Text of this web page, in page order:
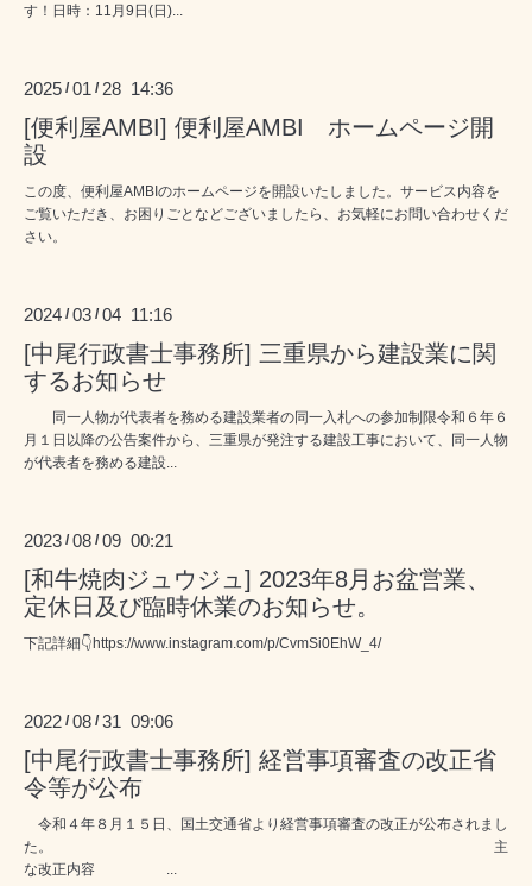
す！日時：11月9日(日)...
2025 /01 / 28 14:36
[便利屋AMBI] 便利屋AMBI ホームページ開
設
この度、便利屋AMBIのホームページを開設いたしました。サービス内容を
ご覧いただき、お困りごとなどございましたら、お気軽にお問い合わせくだ
さい。
2024 /03 /04 11:16
[中尾行政書士事務所] 三重県から建設業に関
するお知らせ
同一人物が代表者を務める建設業者の同一入札への参加制限令和６年６
月１日以降の公告案件から、三重県が発注する建設工事において、同一人物
が代表者を務める建設...
2023 /08 /09 00:21
[和牛焼肉ジュウジュ] 2023年8月お盆営業、
定休日及び臨時休業のお知らせ。
下記詳細👇https://www.instagram.com/p/CvmSi0EhW_4/
2022 /08 /31 09:06
[中尾行政書士事務所] 経営事項審査の改正省
令等が公布
令和４年８月１５日、国土交通省より経営事項審査の改正が公布されまし
た。 主
な改正内容 ...